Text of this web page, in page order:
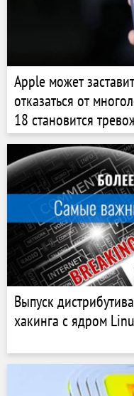
Apple может
отказаться от
18 становится
Выпуск
хакинга с ядром